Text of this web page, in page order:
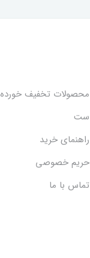
محصولات تخفیف خورده
ست
راهنمای خرید
حریم خصوصی
تماس با ما